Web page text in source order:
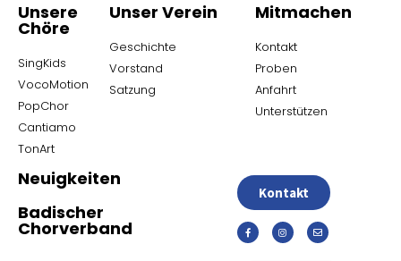
Unsere
Chöre
SingKids
VocoMotion
PopChor
Cantiamo
TonArt
Unser Verein
Geschichte
Vorstand
Satzung
Mitmachen
Kontakt
Proben
Anfahrt
Unterstützen
Neuigkeiten
Badischer
Chorverband
Kontakt